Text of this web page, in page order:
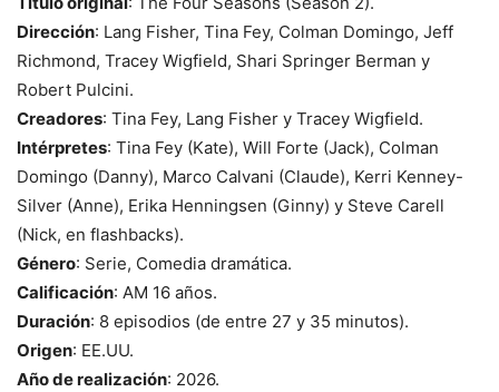
Dirección: Lang Fisher, Tina Fey, Colman Domingo, Jeff
Richmond, Tracey Wigfield, Shari Springer Berman y
Robert Pulcini.
Creadores: Tina Fey, Lang Fisher y Tracey Wigfield.
Intérpretes: Tina Fey (Kate), Will Forte (Jack), Colman
Domingo (Danny), Marco Calvani (Claude), Kerri Kenney-
Silver (Anne), Erika Henningsen (Ginny) y Steve Carell
(Nick, en flashbacks).
Género: Serie, Comedia dramática.
Calificación: AM 16 años.
Duración: 8 episodios (de entre 27 y 35 minutos).
Origen: EE.UU.
Año de realización: 2026.